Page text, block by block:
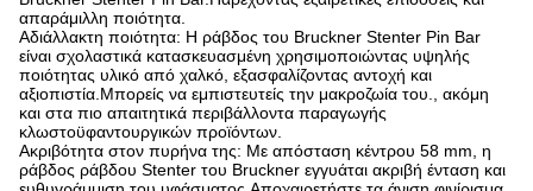
απαράμιλλη ποιότητα.
Αδιάλλακτη ποιότητα: Η ράβδος του Bruckner Stenter Pin Bar
είναι σχολαστικά κατασκευασμένη χρησιμοποιώντας υψηλής
ποιότητας υλικό από χαλκό, εξασφαλίζοντας αντοχή και
αξιοπιστία.Μπορείς να εμπιστευτείς την μακροζωία του., ακόμη
και στα πιο απαιτητικά περιβάλλοντα παραγωγής
κλωστοϋφαντουργικών προϊόντων.
Ακριβότητα στον πυρήνα της: Με απόσταση κέντρου 58 mm, η
ράβδος ράβδου Stenter του Bruckner εγγυάται ακριβή ένταση και